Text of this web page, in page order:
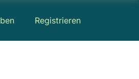
Registrieren